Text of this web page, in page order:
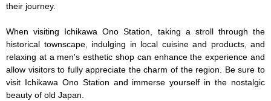
their journey.
When visiting Ichikawa Ono Station, taking a stroll through the
historical townscape, indulging in local cuisine and products, and
relaxing at a men's esthetic shop can enhance the experience and
allow visitors to fully appreciate the charm of the region. Be sure to
visit Ichikawa Ono Station and immerse yourself in the nostalgic
beauty of old Japan.